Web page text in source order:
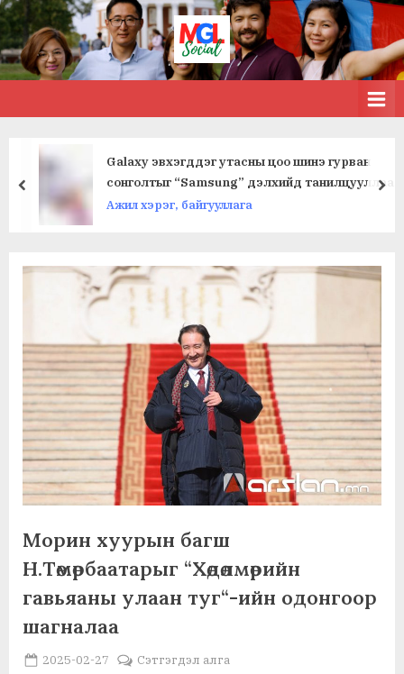
Skip
to
content
МЭДЭЭ
MGL . SOCIAL
Galaxy эвхэгддэг утасны цоо шинэ гурван
сонголтыг “Samsung” дэлхийд танилцууллаа
Ажил хэрэг, байгууллага
prev
Морин хуурын багш
Н.Төмөрбаатарыг “Хөдөлмөрийн
гавьяаны улаан туг“-ийн одонгоор
шагналаа
Posted
2025-02-27 By
MGL . SOCIAL
Сэтгэгдэл алга